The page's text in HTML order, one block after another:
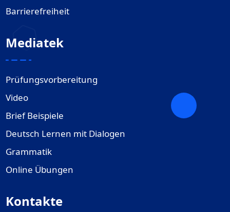
Barrierefreiheit
Mediatek
Prüfungsvorbereitung
Video
Brief Beispiele
Deutsch Lernen mit Dialogen
Grammatik
Online Übungen
Kontakte